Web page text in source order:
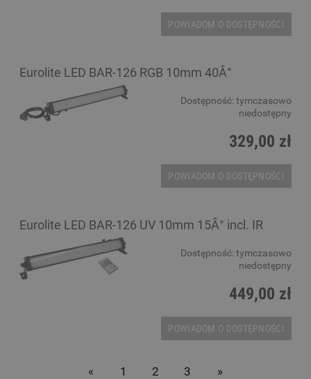
POWIADOM O DOSTĘPNOŚCI
Eurolite LED BAR-126 RGB 10mm 40Â°
Dostępność: tymczasowo
niedostępny
329,00 zł
POWIADOM O DOSTĘPNOŚCI
Eurolite LED BAR-126 UV 10mm 15Â° incl. IR
Dostępność: tymczasowo
niedostępny
449,00 zł
POWIADOM O DOSTĘPNOŚCI
« 1 2 3 »